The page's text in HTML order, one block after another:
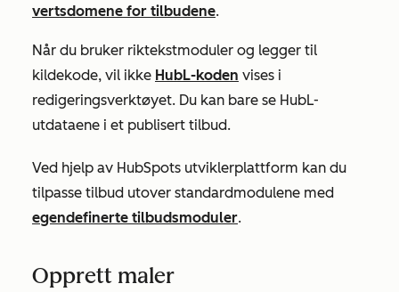
vertsdomene for tilbudene.
Når du bruker riktekstmoduler og legger til
kildekode, vil ikke HubL-koden vises i
redigeringsverktøyet. Du kan bare se HubL-
utdataene i et publisert tilbud.
Ved hjelp av HubSpots utviklerplattform kan du
tilpasse tilbud utover standardmodulene med
egendefinerte tilbudsmoduler.
Opprett maler